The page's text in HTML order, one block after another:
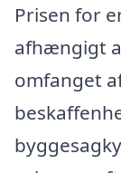
Prisen for
afhængigt
omfanget